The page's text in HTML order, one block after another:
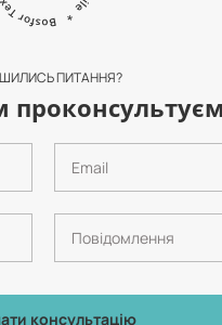
ПИТАННЯ?
консультацію